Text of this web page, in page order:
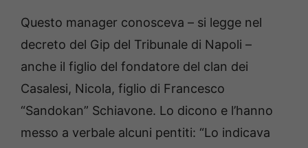
Questo manager conosceva – si legge nel
decreto del Gip del Tribunale di Napoli –
anche il figlio del fondatore del clan dei
Casalesi, Nicola, figlio di Francesco
“Sandokan” Schiavone. Lo dicono e l’hanno
messo a verbale alcuni pentiti: “Lo indicava